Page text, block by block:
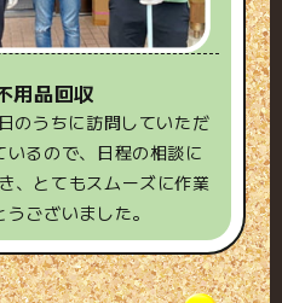
用品回収
のうちに訪問していただ
るので、日程の相談に
、とてもスムーズに作業
ございました。